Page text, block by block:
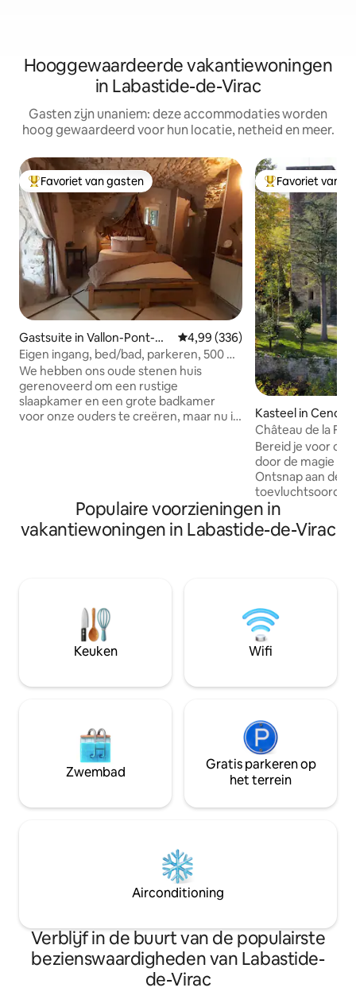
Hooggewaardeerde vakantiewoningen
in Labastide-de-Virac
Gasten zijn unaniem: deze accommodaties worden
hoog gewaardeerd voor hun locatie, netheid en meer.
Topfavoriet van gasten
Favoriet van gasten
Gastsuite in Vallon-Pont-
d'Arc
Gemiddelde beoordeling van
4,99 (336)
Eigen ingang, bed/bad, parkeren, 500 m
naar de stad
We hebben ons oude stenen huis
gerenoveerd om een rustige
slaapkamer en een grote badkamer
voor onze ouders te creëren, maar nu is
zitplaatsen binnen en buiten, een
Senseo-koffiezetapparaat, een
waterkoker, een minikoelkast en een
fietsen/motorfietsen. Alleen niet-rokers
en geen huisdieren, alsjeblieft.
Topfavoriet van
Favoriet van
Kasteel in
Bereid je voor
door de magie
Ontsnap aan de
toevluchtsoord
in de prachtige
gelegen in het
Cevennes Laat
een op
Je ultieme
Château de la
kunnen uitkomen
Populaire voorzieningen in
vakantiewoningen in Labastide-de-Virac
Keuken Wifi
Zwembad
Gratis parkeren op
het terrein
Airconditioning
Verblijf in de buurt van de populairste
bezienswaardigheden van Labastide-
de-Virac